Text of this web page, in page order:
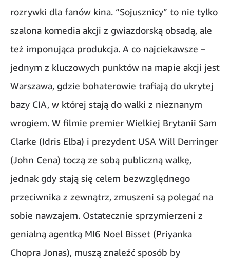
rozrywki dla fanów kina. “Sojusznicy” to nie tylko
szalona komedia akcji z gwiazdorską obsadą, ale
też imponująca produkcja. A co najciekawsze –
jednym z kluczowych punktów na mapie akcji jest
Warszawa, gdzie bohaterowie trafiają do ukrytej
bazy CIA, w której stają do walki z nieznanym
wrogiem. W filmie premier Wielkiej Brytanii Sam
Clarke (Idris Elba) i prezydent USA Will Derringer
(John Cena) toczą ze sobą publiczną walkę,
jednak gdy stają się celem bezwzględnego
przeciwnika z zewnątrz, zmuszeni są polegać na
sobie nawzajem. Ostatecznie sprzymierzeni z
genialną agentką MI6 Noel Bisset (Priyanka
Chopra Jonas), muszą znaleźć sposób by